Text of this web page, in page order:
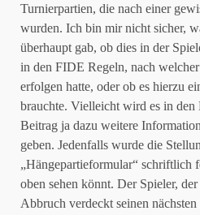
Turnierpartien, die nach einer
wurden. Ich bin mir nicht sicher,
überhaupt gab, ob dies in der
in den FIDE Regeln, nach
erfolgen hatte, oder ob es hierzu
brauchte. Vielleicht wird es in den
Beitrag ja dazu weitere
geben. Jedenfalls wurde die
„Hängepartieformular“ schriftlich
oben sehen könnt. Der Spieler,
Abbruch verdeckt seinen